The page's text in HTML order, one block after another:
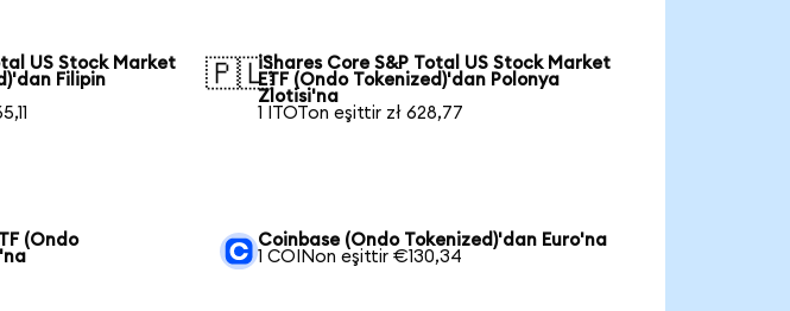
US Stock Market
Filipin
🇵🇱iShares Core S&P Total US Stock Market
ETF (Ondo Tokenized)'dan Polonya
Zlotisi'na
1 ITOTon eşittir zł 628,77
(Ondo
Coinbase (Ondo Tokenized)'dan Euro'na
1 COINon eşittir €130,34